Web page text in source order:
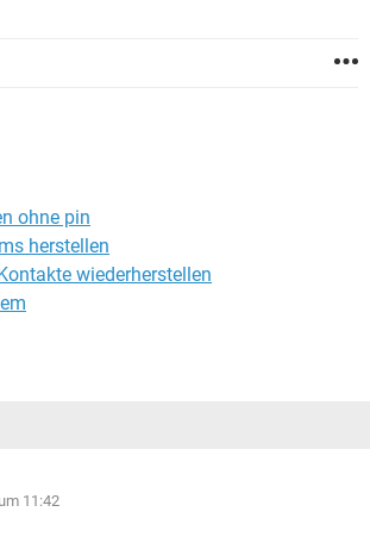
ohne pin
herstellen
wiederherstellen
11:42